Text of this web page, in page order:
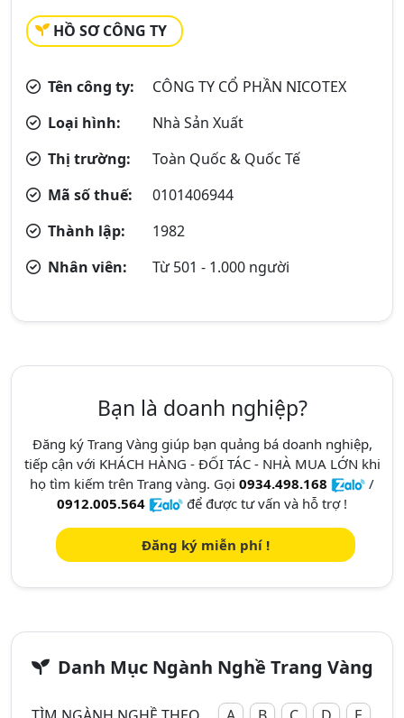
HỒ SƠ CÔNG TY
Tên công ty:
CÔNG TY CỔ PHẦN NICOTEX
Loại hình:
Nhà Sản Xuất
Thị trường:
Toàn Quốc & Quốc Tế
Mã số thuế:
0101406944
Thành lập:
1982
Nhân viên:
Từ 501 - 1.000 người
Bạn là doanh nghiệp?
Đăng ký Trang Vàng giúp bạn quảng bá doanh nghiệp,
tiếp cận với KHÁCH HÀNG - ĐỐI TÁC - NHÀ MUA LỚN khi
họ tìm kiếm trên Trang vàng. Gọi 0934.498.168
/
0912.005.564
để được tư vấn và hỗ trợ !
Đăng ký miễn phí !
Danh Mục Ngành Nghề Trang Vàng